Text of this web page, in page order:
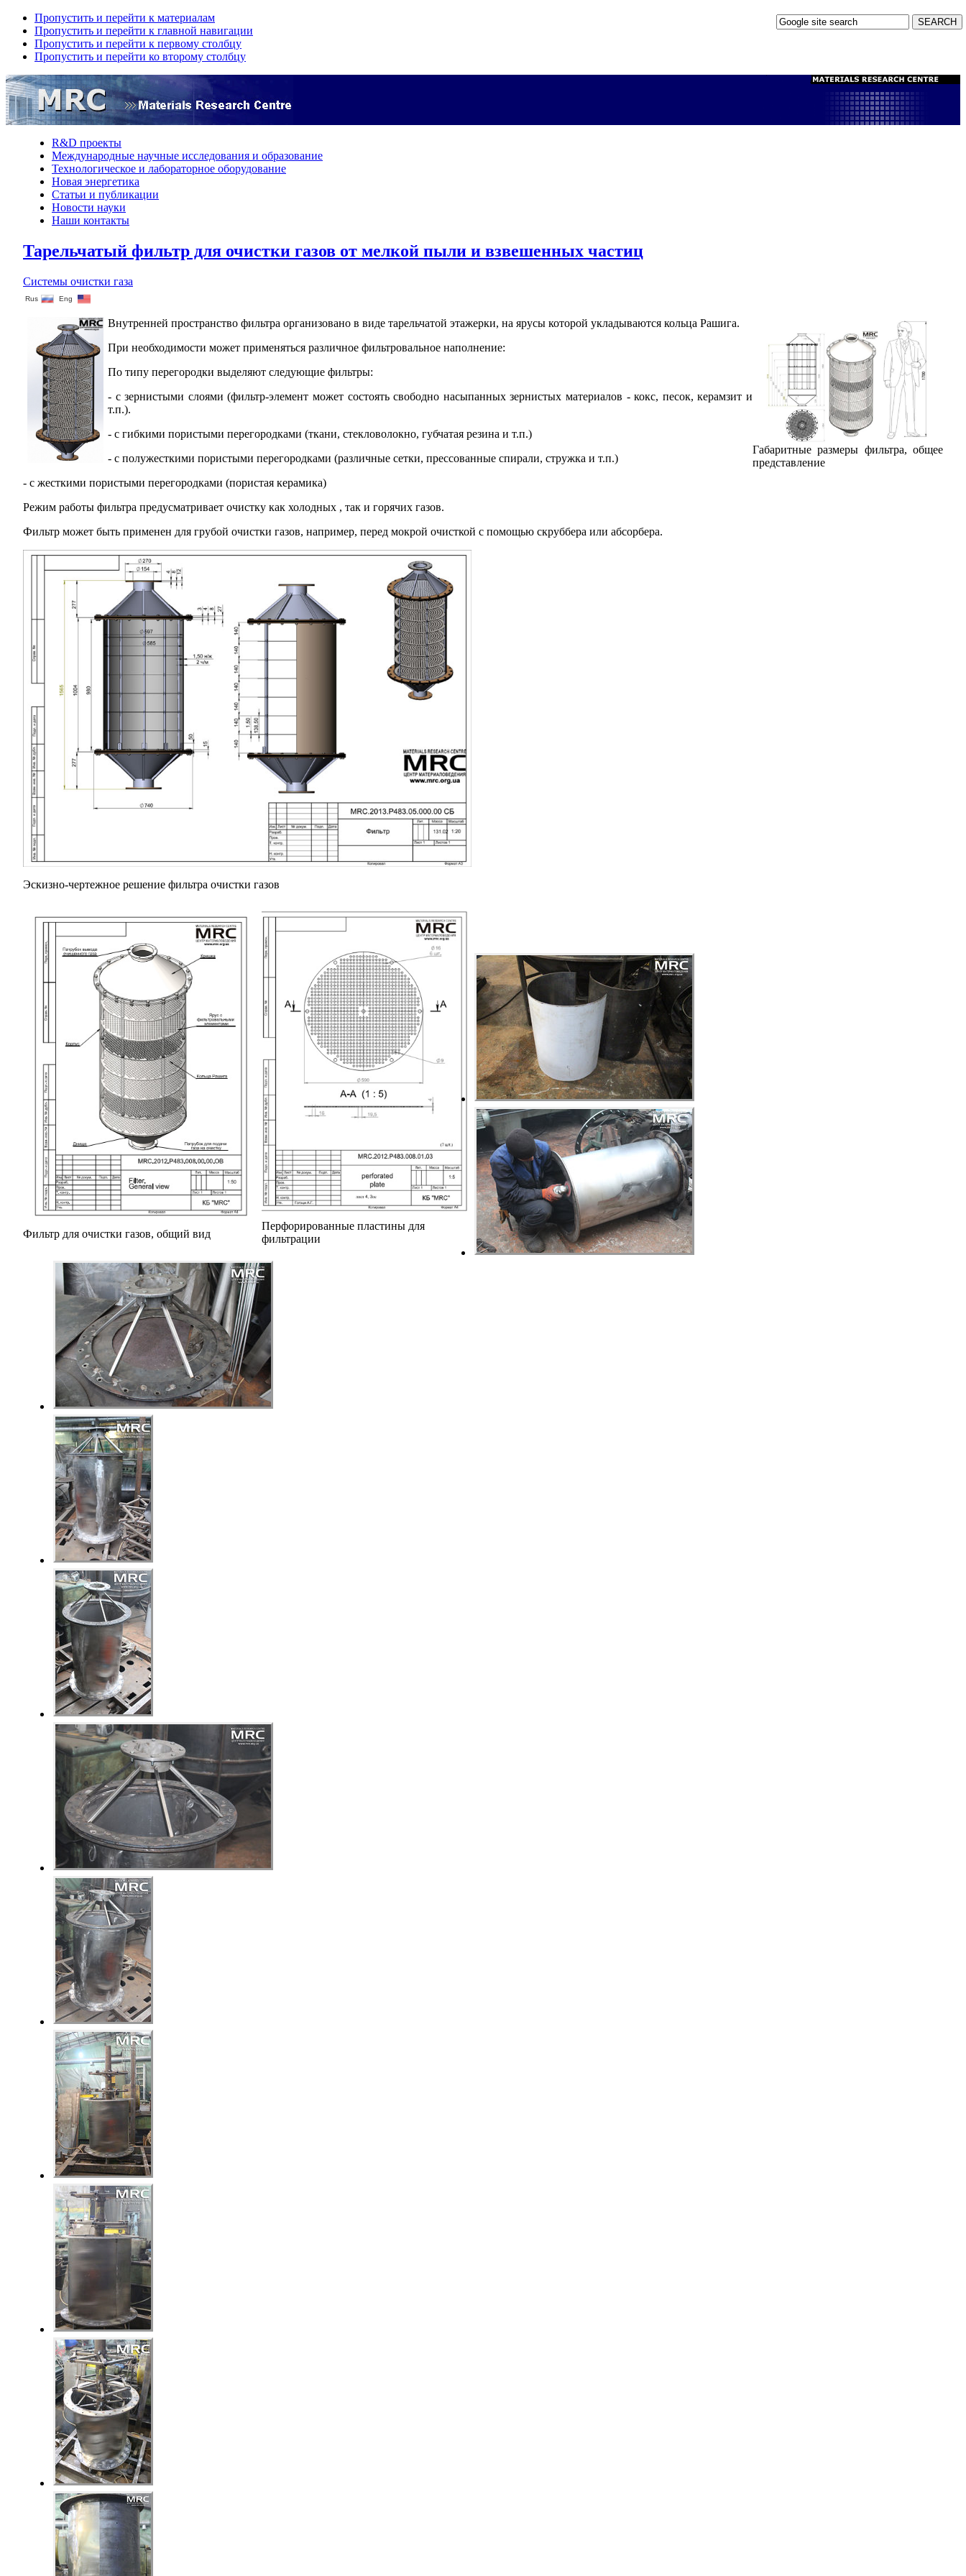
Пропустить и перейти к материалам
Пропустить и перейти к главной навигации
Пропустить и перейти к первому столбцу
Пропустить и перейти ко второму столбцу
R&D проекты
Международные научные исследования и образование
Технологическое и лабораторное оборудование
Hовая энергетика
Статьи и публикации
Новости науки
Наши контакты
Тарельчатый фильтр для очистки газов от мелкой пыли и взвешенных частиц
Системы очистки газа
Rus Eng
Габаритные размеры фильтра, общее
представление
Внутренней пространство фильтра организовано в виде тарельчатой этажерки, на ярусы которой укладываются кольца Рашига.
При необходимости может применяться различное фильтровальное наполнение:
По типу перегородки выделяют следующие фильтры:
- с зернистыми слоями (фильтр-элемент может состоять свободно насыпанных зернистых материалов - кокс, песок, керамзит и
т.п.).
- с гибкими пористыми перегородками (ткани, стекловолокно, губчатая резина и т.п.)
- с полужесткими пористыми перегородками (различные сетки, прессованные спирали, стружка и т.п.)
- с жесткими пористыми перегородками (пористая керамика)
Режим работы фильтра предусматривает очистку как холодных , так и горячих газов.
Фильтр может быть применен для грубой очистки газов, например, перед мокрой очисткой с помощью скруббера или абсорбера.
Эскизно-чертежное решение фильтра очистки газов
Фильтр для очистки газов, общий вид
Перфорированные пластины для
фильтрации